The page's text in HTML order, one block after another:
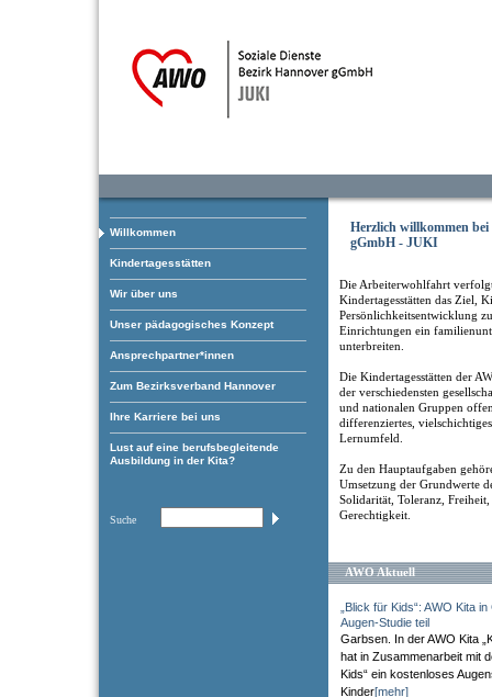
Willkommen
Kindertagesstätten
Wir über uns
Unser pädagogisches Konzept
Ansprechpartner*innen
Zum Bezirksverband Hannover
Ihre Karriere bei uns
Lust auf eine berufsbegleitende
Ausbildung in der Kita?
Suche
Herzlich willkommen
gGmbH - JUKI
Die Arbeiterwohlfahrt
Kindertagesstätten das Ziel,
Persönlichkeitsentwicklung
Einrichtungen ein
unterbreiten.
Die Kindertagesstätten der
der verschiedensten
und nationalen Gruppen
differenziertes,
Lernumfeld.
Zu den Hauptaufgaben
Umsetzung der Grundwerte
Solidarität, Toleranz,
Gerechtigkeit.
AWO Aktuell
„Blick für Kids“: AWO Kita
Augen-Studie teil
Garbsen. In der AWO Kita
hat in Zusammenarbeit mit
Kids“ ein kostenloses
Kinder[mehr]